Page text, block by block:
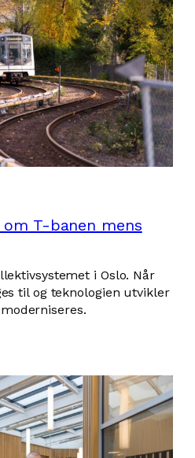
om T-banen mens
i Oslo. Når
til og teknologien utvikler